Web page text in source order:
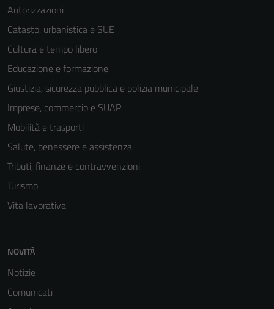
Autorizzazioni
Catasto, urbanistica e SUE
Cultura e tempo libero
Educazione e formazione
Giustizia, sicurezza pubblica e polizia municipale
Imprese, commercio e SUAP
Mobilità e trasporti
Salute, benessere e assistenza
Tributi, finanze e contravvenzioni
Turismo
Vita lavorativa
NOVITÀ
Notizie
Comunicati
essere